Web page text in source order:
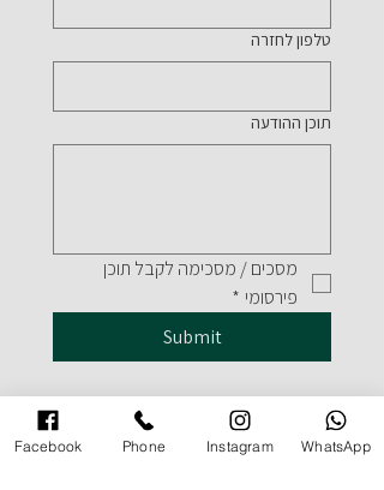
טלפון לחזרה
תוכן ההודעה
פירסומי *
Submit
Facebook Phone Instagram WhatsApp